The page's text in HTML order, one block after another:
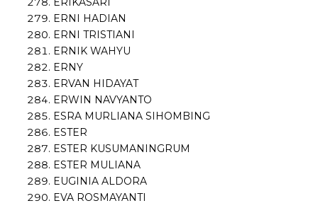
ERNI HADIAN
ERNI TRISTIANI
ERNIK WAHYU
ERNY
ERVAN HIDAYAT
ERWIN NAVYANTO
ESRA MURLIANA SIHOMBING
ESTER
ESTER KUSUMANINGRUM
ESTER MULIANA
EUGINIA ALDORA
EVA ROSMAYANTI